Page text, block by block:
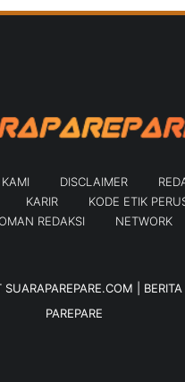
DISCLAIMER
KARIR
KODE ETIK
REDAKSI
NETWORK
SUARAPAREPARE.COM | BERITA
PAREPARE